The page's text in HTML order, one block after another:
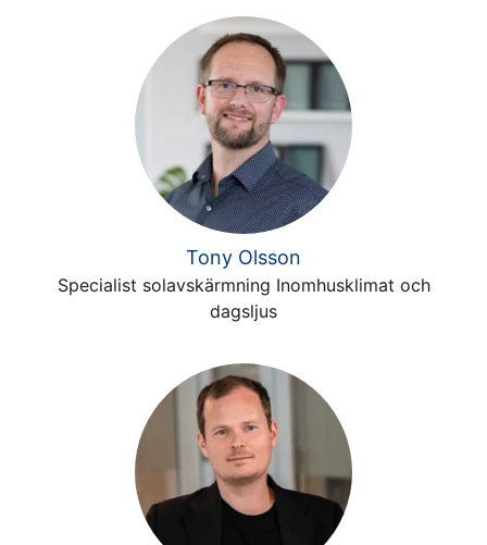
Tony Olsson
Specialist solavskärmning Inomhusklimat och
dagsljus